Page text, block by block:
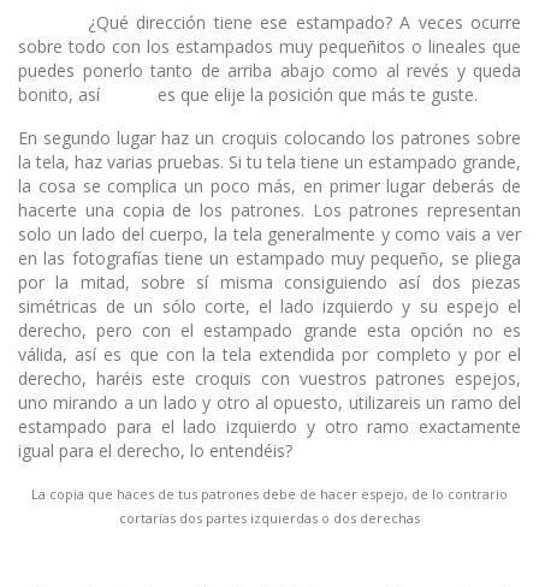
¿Qué dirección tiene ese estampado? A veces ocurre
sobre todo con los estampados muy pequeñitos o lineales que
puedes ponerlo tanto de arriba abajo como al revés y queda
bonito, así es que elije la posición que más te guste.
En segundo lugar haz un croquis colocando los patrones sobre
la tela, haz varias pruebas. Si tu tela tiene un estampado grande,
la cosa se complica un poco más, en primer lugar deberás de
hacerte una copia de los patrones. Los patrones representan
solo un lado del cuerpo, la tela generalmente y como vais a ver
en las fotografías tiene un estampado muy pequeño, se pliega
por la mitad, sobre sí misma consiguiendo así dos piezas
simétricas de un sólo corte, el lado izquierdo y su espejo el
derecho, pero con el estampado grande esta opción no es
válida, así es que con la tela extendida por completo y por el
derecho, haréis este croquis con vuestros patrones espejos,
uno mirando a un lado y otro al opuesto, utilizareis un ramo del
estampado para el lado izquierdo y otro ramo exactamente
igual para el derecho, lo entendéis?
La copia que haces de tus patrones debe de hacer espejo, de lo contrario
cortarías dos partes izquierdas o dos derechas